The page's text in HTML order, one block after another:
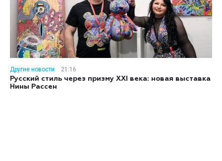
Другие новости
21:16
Русский стиль через призму XXI века: новая выставка
Нины Рассен